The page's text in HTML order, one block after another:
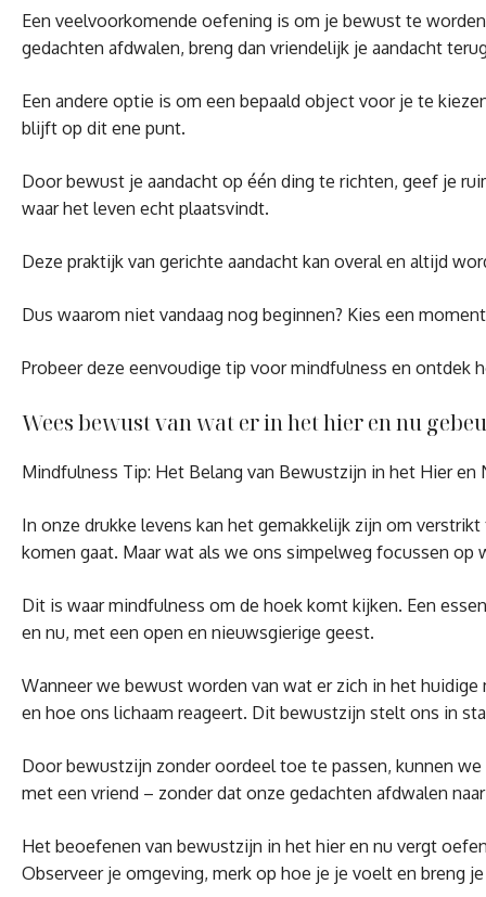
Een veelvoorkomende oefening is om je bewust te
gedachten afdwalen, breng dan vriendelijk je aandacht
Een andere optie is om een bepaald object voor je te
blijft op dit ene punt.
Door bewust je aandacht op één ding te richten, geef je
waar het leven echt plaatsvindt.
Deze praktijk van gerichte aandacht kan overal en altijd
Dus waarom niet vandaag nog beginnen? Kies een
Probeer deze eenvoudige tip voor mindfulness en ontdek
Wees bewust van wat er in het hier en nu
Mindfulness Tip: Het Belang van Bewustzijn in het Hier en
In onze drukke levens kan het gemakkelijk zijn om
komen gaat. Maar wat als we ons simpelweg focussen
Dit is waar mindfulness om de hoek komt kijken. Een
en nu, met een open en nieuwsgierige geest.
Wanneer we bewust worden van wat er zich in het
en hoe ons lichaam reageert. Dit bewustzijn stelt ons in
Door bewustzijn zonder oordeel toe te passen, kunnen
met een vriend – zonder dat onze gedachten afdwalen
Het beoefenen van bewustzijn in het hier en nu vergt
Observeer je omgeving, merk op hoe je je voelt en breng